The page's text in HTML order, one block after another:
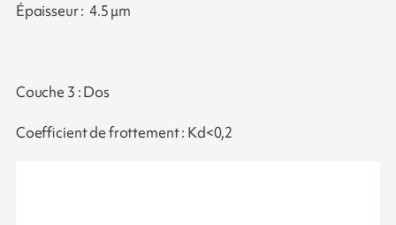
Épaisseur : 4.5 μm
Couche 3 : Dos
Coefficient de frottement : Kd<0,2